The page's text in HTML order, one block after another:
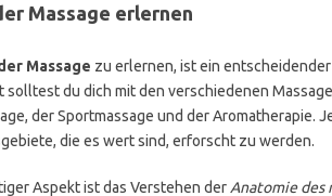
Massage erlernen
Massage zu erlernen, ist ein
solltest du dich mit den verschiedenen
der Sportmassage und der Aromatherapie.
die es wert sind, erforscht zu werden.
Aspekt ist das Verstehen der Anatomie des